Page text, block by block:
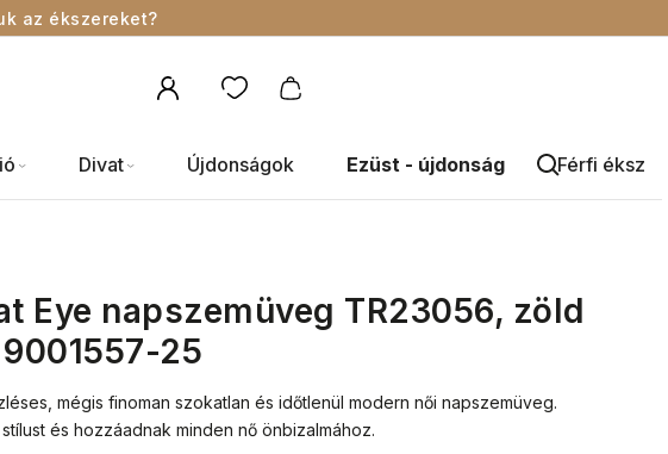
az ékszereket?
Divat Újdonságok Ezüst - újdonság Férfi
Eye napszemüveg TR23056, zöld
25
mégis finoman szokatlan és időtlenül modern női napszemüveg.
és hozzáadnak minden nő önbizalmához.